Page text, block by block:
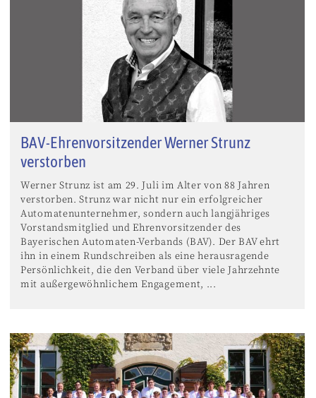
BAV-Ehrenvorsitzender Werner Strunz
verstorben
Werner Strunz ist am 29. Juli im Alter von 88 Jahren
verstorben. Strunz war nicht nur ein erfolgreicher
Automatenunternehmer, sondern auch langjähriges
Vorstandsmitglied und Ehrenvorsitzender des
Bayerischen Automaten-Verbands (BAV). Der BAV ehrt
ihn in einem Rundschreiben als eine herausragende
Persönlichkeit, die den Verband über viele Jahrzehnte
mit außergewöhnlichem Engagement, ...